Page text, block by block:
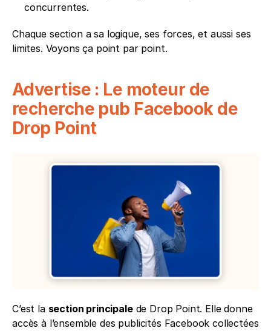
concurrentes.
Chaque section a sa logique, ses forces, et aussi ses
limites. Voyons ça point par point.
Advertise : Le moteur de
recherche pub Facebook de
Drop Point
C’est la section principale de Drop Point. Elle donne
accès à l’ensemble des publicités Facebook collectées